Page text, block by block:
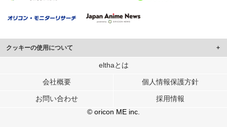
クッキーの使用について
このサイトでは Cookie を使用して、ユーザーに合わせたコンテンツや広告の
行っています。
メディアや広告配信、データ解析の各パートナーに提供しています。
各パートナーは、この情報とユーザーが各パートナーに提供した他の情報や、
ユーザーが各パートナーのサービスを使用したときに収集した他の情報を組み
elthaとは
会社概要 個人情報保護方針
お問い合わせ
採用情報
© oricon ME inc.